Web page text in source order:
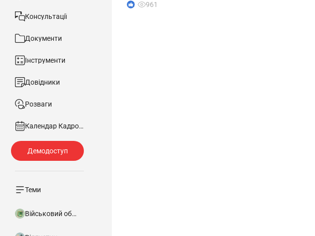
Консультації
Документи
Інструменти
Довідники
Розваги
Календар Кадровика
Теми
Військовий облік
1 961